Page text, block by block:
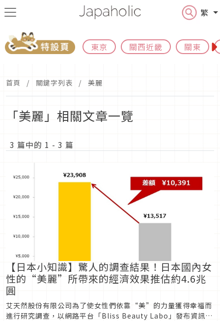
繁
東京 關西近畿 關東
首頁 關鍵字列表 美麗
「美麗」相關文章一覽
3 篇中的 1 - 3 篇
【日本小知識】驚人的調查結果！日本國內女
性的“美麗”所帶來的經濟效果推估約4.6兆
圓
艾天然股份有限公司為了使女性們依靠“美”的力量獲得幸福而
進行研究調查，以網路平台「Bliss Beauty Labo」發布資訊展